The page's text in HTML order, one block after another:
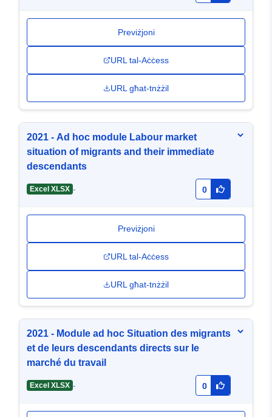
Previżjoni
URL tal-Aċċess
URL għat-tnżżil
2021 - Ad hoc module Labour market
situation of migrants and their immediate
descendants
Excel XLSX - 0
Previżjoni
URL tal-Aċċess
URL għat-tnżżil
2021 - Module ad hoc Situation des migrants
et de leurs descendants directs sur le
marché du travail
Excel XLSX - 0